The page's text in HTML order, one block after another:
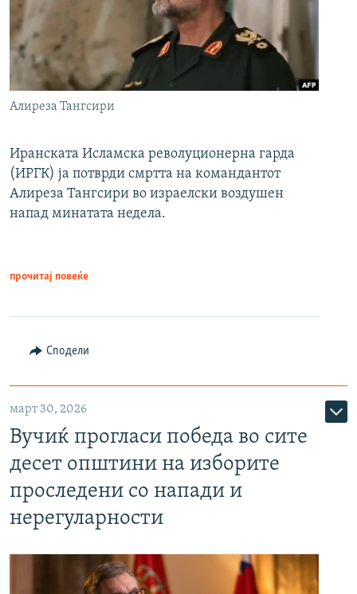
Алиреза Тангсири
Иранската Исламска револуционерна гарда
(ИРГК) ја потврди смртта на командантот
Алиреза Тангсири во израелски воздушен
напад минатата недела.
прочитај повеќе
Сподели
март 30, 2026
Вучиќ прогласи победа во сите
десет општини на изборите
проследени со напади и
нерегуларности